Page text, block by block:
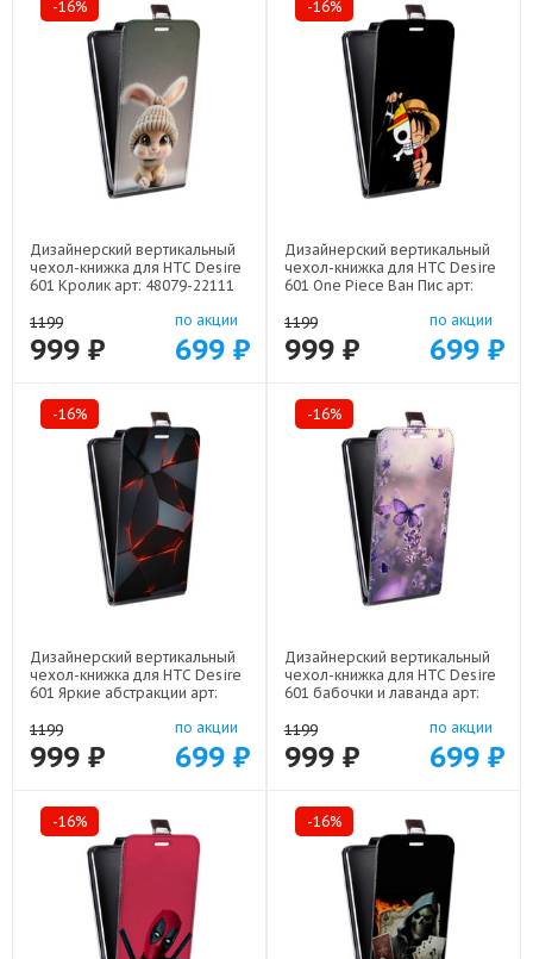
-16%
Дизайнерский вертикальный
чехол-книжка для HTC Desire
601 Кролик арт: 48079-22111
1199
999 ₽
по акции
699 ₽
-16%
Дизайнерский вертикальный
чехол-книжка для HTC Desire
601 One Piece Ван Пис арт:
1199
999 ₽
по акции
699 ₽
-16%
Дизайнерский вертикальный
чехол-книжка для HTC Desire
601 Яркие абстракции арт:
1199
999 ₽
по акции
699 ₽
-16%
Дизайнерский вертикальный
чехол-книжка для HTC Desire
601 бабочки и лаванда арт:
1199
999 ₽
по акции
699 ₽
-16% -16%